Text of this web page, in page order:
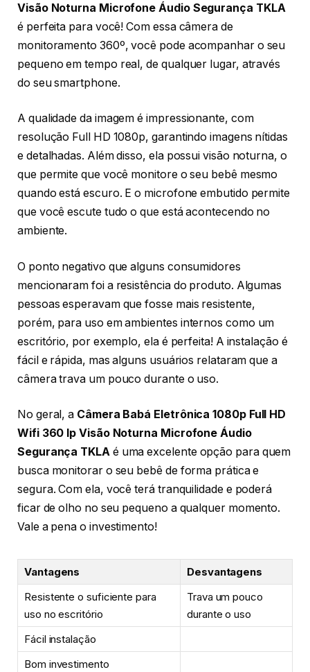
Visão Noturna Microfone Áudio Segurança TKLA
é perfeita para você! Com essa câmera de
monitoramento 360º, você pode acompanhar o seu
pequeno em tempo real, de qualquer lugar, através
do seu smartphone.
A qualidade da imagem é impressionante, com
resolução Full HD 1080p, garantindo imagens nítidas
e detalhadas. Além disso, ela possui visão noturna, o
que permite que você monitore o seu bebê mesmo
quando está escuro. E o microfone embutido permite
que você escute tudo o que está acontecendo no
ambiente.
O ponto negativo que alguns consumidores
mencionaram foi a resistência do produto. Algumas
pessoas esperavam que fosse mais resistente,
porém, para uso em ambientes internos como um
escritório, por exemplo, ela é perfeita! A instalação é
fácil e rápida, mas alguns usuários relataram que a
câmera trava um pouco durante o uso.
No geral, a Câmera Babá Eletrônica 1080p Full HD
Wifi 360 Ip Visão Noturna Microfone Áudio
Segurança TKLAé uma excelente opção para quem
busca monitorar o seu bebê de forma prática e
segura. Com ela, você terá tranquilidade e poderá
ficar de olho no seu pequeno a qualquer momento.
Vale a pena o investimento!
Vantagens
Desvantagens
Resistente o suficiente para
uso no escritório
Trava um pouco
durante o uso
Fácil instalação
Bom investimento